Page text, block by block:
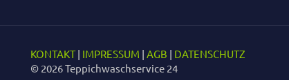
KONTAKT| IMPRESSUM | AGB | DATENSCHUTZ
© 2026 Teppichwaschservice 24